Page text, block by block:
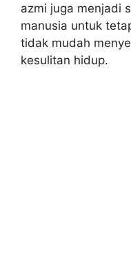
azmi juga menjadi
manusia untuk
tidak mudah
kesulitan hidup.